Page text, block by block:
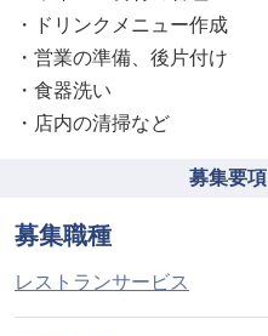
・ドリンクメニュー作成
・営業の準備、後片付け
・食器洗い
・店内の清掃など
募集要項
募集職種
レストランサービス